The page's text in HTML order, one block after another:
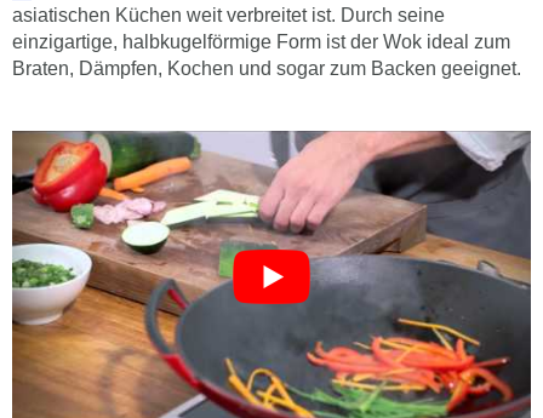
asiatischen Küchen weit verbreitet ist. Durch seine
einzigartige, halbkugelförmige Form ist der Wok ideal zum
Braten, Dämpfen, Kochen und sogar zum Backen geeignet.